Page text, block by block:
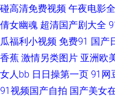
精品 91在线综合观看 成人福利
人人操91 无码不卡一区二区 91
洲日韩成人 天天干天天色 91夫
碰高清免费视频 午夜电影
倩女幽魂 超清国产剧大全
瓜福利小视频 免费91 国产
香蕉 激情另类图片 亚洲欧
女人bb 日日操第一页 91网
91视频国产自拍 国产美女